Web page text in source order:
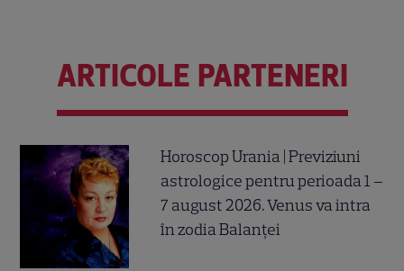
ARTICOLE PARTENERI
Horoscop Urania | Previziuni
astrologice pentru perioada 1 –
7 august 2026. Venus va intra
în zodia Balanței